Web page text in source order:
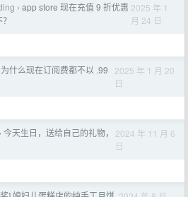
› app store 现在充值 9 折优惠 2025 年 1
月 24 日
为什么现在订阅费都不以 .99
2025 年 1 月 20
日
› 今天生日，送给自己的礼物，
2024 年 11 月 6
日